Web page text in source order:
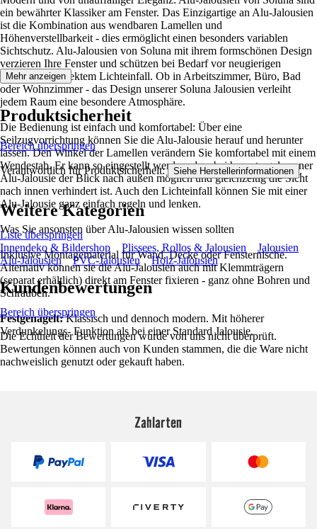
ein bewährter Klassiker am Fenster. Das Einzigartige an Alu-Jalousien
ist die Kombination aus wendbaren Lamellen und
Höhenverstellbarkeit - dies ermöglicht einen besonders variablen
Sichtschutz. Alu-Jalousien von Soluna mit ihrem formschönen Design
verzieren Ihre Fenster und schützen bei Bedarf vor neugierigen
Blicken und direktem Lichteinfall. Ob in Arbeitszimmer, Büro, Bad
oder Wohnzimmer - das Design unserer Soluna Jalousien verleiht
jedem Raum eine besondere Atmosphäre.
Die Bedienung ist einfach und komfortabel: Über eine
Seilzugvorrichtung können Sie die Alu-Jalousie herauf und herunter
lassen. Den Winkel der Lamellen verändern Sie komfortabel mit einem
Wendestab. Er kann so eingestellt werden, dass bei heruntergelassener
Alu-Jalousie der Blick nach außen möglich und gleichzeitig die Sicht
nach innen verhindert ist. Auch den Lichteinfall können Sie mit einer
Alu-Jalousie ganz einfach regeln und lenken.
Was Sie ansonsten über Alu-Jalousien wissen sollten
Inklusive Montagematerial für Wand, Decke oder Fensternische.
Alternativ können sie die Alu-Jalousien auch mit Klemmträgern
(separat erhältlich) direkt am Fenster fixieren - ganz ohne Bohren und
Schrauben.
Festgenagelt:Klassisch und dennoch modern. Mit höherer
Verdunkelungs- Funktion als bei einer Standard Jalousie.
Mehr anzeigen
Produktsicherheit
Bereich überspringen
Verantwortlich für Produktsicherheit: Siehe Herstellerinformationen .
Weitere Kategorien
Liste überspringen
Innendeko & Bildershop
Plissees, Rollos & Jalousien
Jalousien
Alu-Jalousien
PVC-Jalousien Holz-Jalousien
Kundenbewertungen
Bereich überspringen
Die Echtheit der Bewertungen wurde von uns nicht überprüft.
Bewertungen können auch von Kunden stammen, die die Ware nicht
nachweislich genutzt oder gekauft haben.
Zahlarten